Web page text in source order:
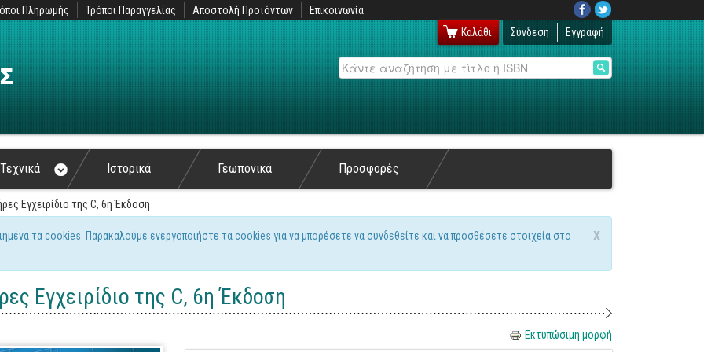
Πληρωμής Τρόποι Παραγγελίας Αποστολή Προϊόντων
Επικοινωνία
Καλάθι
Σύνδεση Εγγραφή
Αναζήτηση
Τεχνικά Ιστορικά Γεωπονικά Προσφορές
Εγχειρίδιο της C, 6η Έκδοση
x
τα cookies. Παρακαλούμε ενεργοποιήστε τα cookies για να μπορέσετε να συνδεθείτε και να προσθέσετε στοιχεία στο
Εγχειρίδιο της C, 6η Έκδοση
Εκτυπώσιμη μορφή